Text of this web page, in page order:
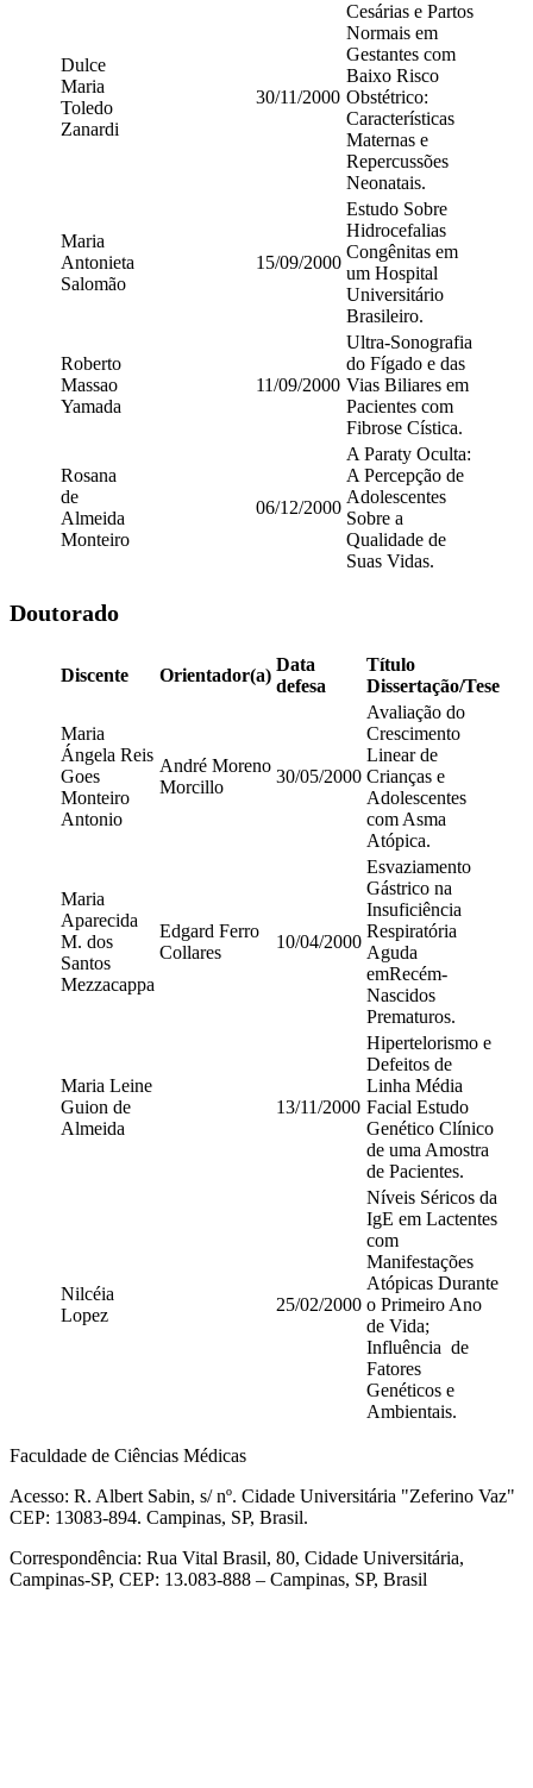
Dulce
Maria
Toledo
Zanardi
30/11/2000
Cesárias e Partos
Normais em
Gestantes com
Baixo Risco
Obstétrico:
Características
Maternas e
Repercussões
Neonatais.
Maria
Antonieta
Salomão
15/09/2000
Estudo Sobre
Hidrocefalias
Congênitas em
um Hospital
Universitário
Brasileiro.
Roberto
Massao
Yamada
11/09/2000
Ultra-Sonografia
do Fígado e das
Vias Biliares em
Pacientes com
Fibrose Cística.
Rosana
de
Almeida
Monteiro
06/12/2000
A Paraty Oculta:
A Percepção de
Adolescentes
Sobre a
Qualidade de
Suas Vidas.
Doutorado
Discente Orientador(a)
Data
defesa
Título
Dissertação/Tese
Maria
Ángela Reis
Goes
Monteiro
Antonio
André Moreno
Morcillo
30/05/2000
Avaliação do
Crescimento
Linear de
Crianças e
Adolescentes
com Asma
Atópica.
Maria
Aparecida
M. dos
Santos
Mezzacappa
Edgard Ferro
Collares
10/04/2000
Esvaziamento
Gástrico na
Insuficiência
Respiratória
Aguda
emRecém-
Nascidos
Prematuros.
Maria Leine
Guion de
Almeida
13/11/2000
Hipertelorismo e
Defeitos de
Linha Média
Facial Estudo
Genético Clínico
de uma Amostra
de Pacientes.
Nilcéia
Lopez
25/02/2000
Níveis Séricos da
IgE em Lactentes
com
Manifestações
Atópicas Durante
o Primeiro Ano
de Vida;
Influência de
Fatores
Genéticos e
Ambientais.
Faculdade de Ciências Médicas
Acesso: R. Albert Sabin, s/ nº. Cidade Universitária "Zeferino Vaz"
CEP: 13083-894. Campinas, SP, Brasil.
Correspondência: Rua Vital Brasil, 80, Cidade Universitária,
Campinas-SP, CEP: 13.083-888 – Campinas, SP, Brasil